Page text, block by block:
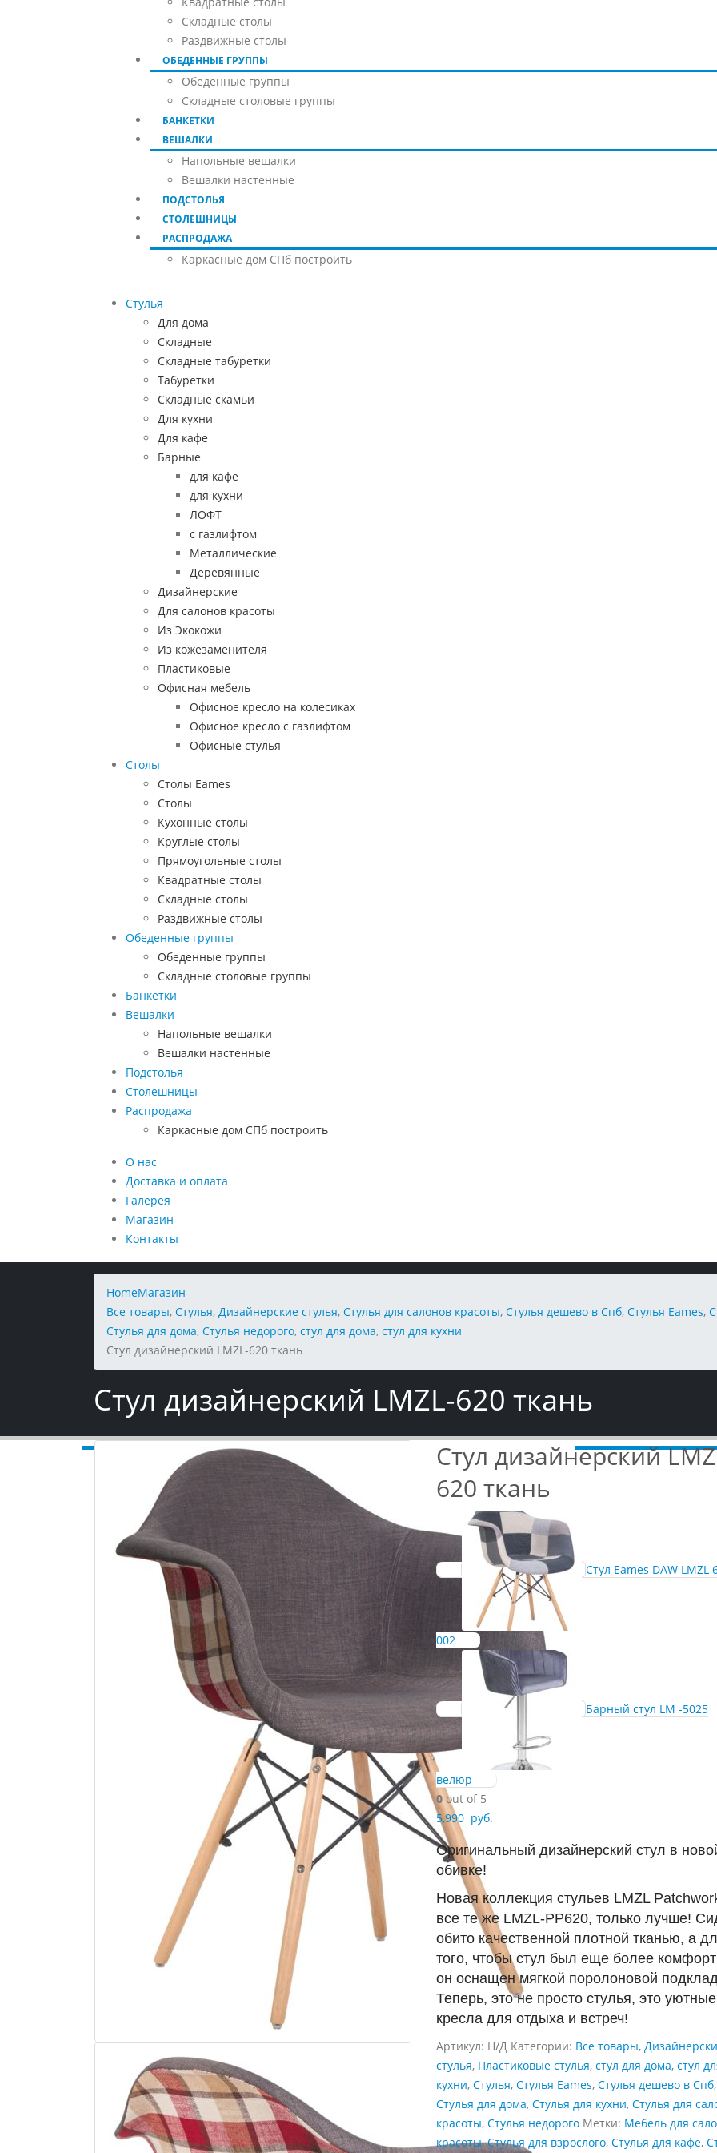
Складные столы
Раздвижные столы
ОБЕДЕННЫЕ ГРУППЫ
Обеденные группы
Складные столовые группы
БАНКЕТКИ
ВЕШАЛКИ
Напольные вешалки
Вешалки настенные
ПОДСТОЛЬЯ
СТОЛЕШНИЦЫ
РАСПРОДАЖА
Каркасные дом СПб построить
Стулья
Для дома
Складные
Складные табуретки
Табуретки
Складные скамьи
Для кухни
Для кафе
Барные
для кафе
для кухни
ЛОФТ
с газлифтом
Металлические
Деревянные
Дизайнерские
Для салонов красоты
Из Экокожи
Из кожезаменителя
Пластиковые
Офисная мебель
Офисное кресло на колесиках
Офисное кресло с газлифтом
Офисные стулья
Столы
Столы Eames
Столы
Кухонные столы
Круглые столы
Прямоугольные столы
Квадратные столы
Складные столы
Раздвижные столы
Обеденные группы
Обеденные группы
Складные столовые группы
Банкетки
Вешалки
Напольные вешалки
Вешалки настенные
Подстолья
Столешницы
Распродажа
Каркасные дом СПб построить
О нас
Доставка и оплата
Галерея
Магазин
Контакты
HomeМагазин
Все товары, Стулья, Дизайнерские стулья, Стулья для салонов красоты, Стулья дешево в Спб, Стулья Eames,
Стулья для дома, Стулья недорого, стул для дома, стул для кухни
Стул дизайнерский LMZL-620 ткань
Стул дизайнерский LMZL-620 ткань
Стул дизайнерский
620 ткань
Стул Eames DAW LMZL
002
Барный стул LM -5025
велюр
0out of 5
5,990 руб.
Оригинальный дизайнерский стул в
обивке!
Новая коллекция стульев LMZL
все те же LMZL-PP620, только лучше!
обито качественной плотной тканью, а
того, чтобы стул был еще более
он оснащен мягкой поролоновой
Теперь, это не просто стулья, это уютные
кресла для отдыха и встреч!
Артикул: Н/Д Категории: Все товары,
стулья, Пластиковые стулья, стул для дома, стул
кухни, Стулья, Стулья Eames, Стулья дешево в Спб,
Стулья для дома, Стулья для кухни, Стулья для
красоты, Стулья недорого Метки: Мебель для
красоты,Стулья для взрослого, Стулья для кафе,